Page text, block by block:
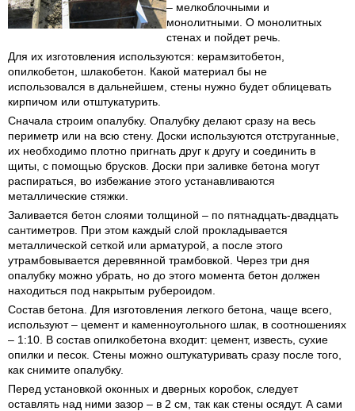
– мелкоблочными и
монолитными. О монолитных
стенах и пойдет речь.
Для их изготовления используются: керамзитобетон,
опилкобетон, шлакобетон. Какой материал бы не
использовался в дальнейшем, стены нужно будет облицевать
кирпичом или отштукатурить.
Сначала строим опалубку. Опалубку делают сразу на весь
периметр или на всю стену. Доски используются отструганные,
их необходимо плотно пригнать друг к другу и соединить в
щиты, с помощью брусков. Доски при заливке бетона могут
распираться, во избежание этого устанавливаются
металлические стяжки.
Заливается бетон слоями толщиной – по пятнадцать-двадцать
сантиметров. При этом каждый слой прокладывается
металлической сеткой или арматурой, а после этого
утрамбовывается деревянной трамбовкой. Через три дня
опалубку можно убрать, но до этого момента бетон должен
находиться под накрытым рубероидом.
Состав бетона. Для изготовления легкого бетона, чаще всего,
используют – цемент и каменноугольного шлак, в соотношениях
– 1:10. В состав опилкобетона входит: цемент, известь, сухие
опилки и песок. Стены можно оштукатуривать сразу после того,
как снимите опалубку.
Перед установкой оконных и дверных коробок, следует
оставлять над ними зазор – в 2 см, так как стены осядут. А сами